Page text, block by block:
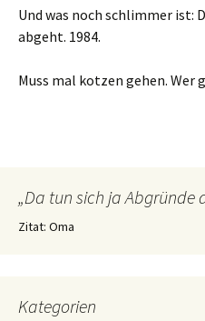
Und was noch schlimmer ist:
abgeht. 1984.
Muss mal kotzen gehen. Wer
„Da tun sich ja Abgründe
Zitat: Oma
Kategorien